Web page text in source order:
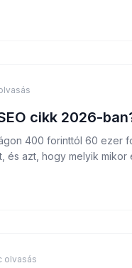
cikk 2026-
400 forinttól 60
és azt, hogy melyik mikor
olvasás